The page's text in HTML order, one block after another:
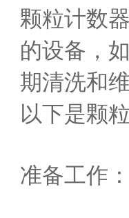
颗粒计数
的设备，
期清洗和
以下是颗
准备工作